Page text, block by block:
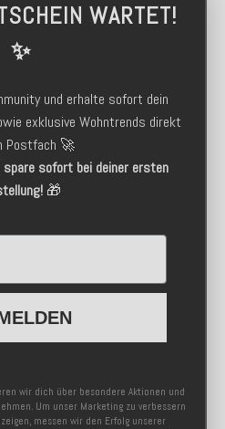
WARTET!
✨
und erhalte sofort dein
exklusive Wohntrends direkt
Postfach 🚀
spare sofort bei deiner ersten
🎁
wir dich über besondere Aktionen und
Um unser Marketing zu verbessern
messen wir den Erfolg unserer